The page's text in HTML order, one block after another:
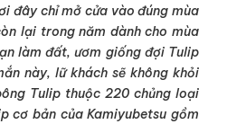
đây chỉ mở cửa vào đúng mùa
lại trong năm dành cho mùa
làm đất, ươm giống đợi Tulip
này, lữ khách sẽ không khỏi
Tulip thuộc 220 chủng loại
cơ bản của Kamiyubetsu gồm